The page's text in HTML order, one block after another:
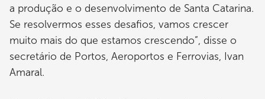
a produção e o desenvolvimento de Santa Catarina.
Se resolvermos esses desafios, vamos crescer
muito mais do que estamos crescendo”, disse o
secretário de Portos, Aeroportos e Ferrovias, Ivan
Amaral.